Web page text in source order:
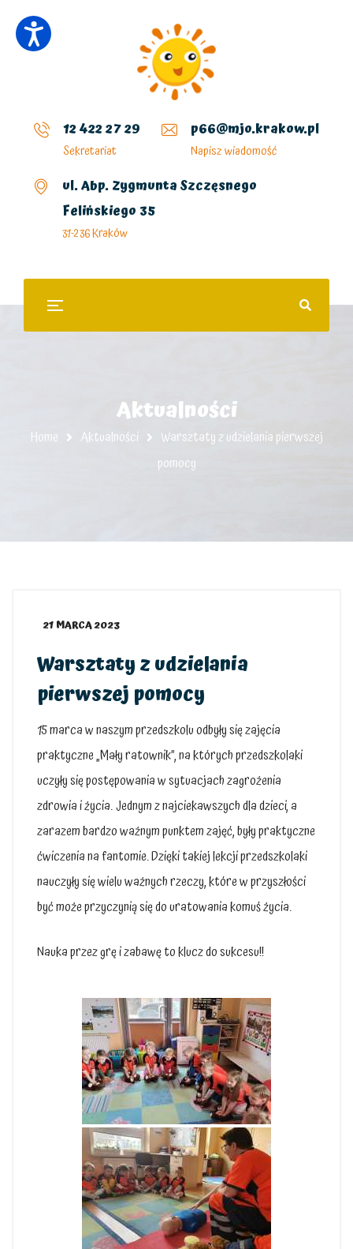
12 422 27 29
Sekretariat
p66@mjo.krakow.pl
Napisz wiadomość
ul. Abp. Zygmunta Szczęsnego
Felińskiego 35
31-236 Kraków
Aktualności
Home Aktualności
Warsztaty z udzielania pierwszej
pomocy
21 MARCA 2023
Warsztaty z udzielania
pierwszej pomocy
15 marca w naszym przedszkolu odbyły się zajęcia
praktyczne „Mały ratownik”, na których przedszkolaki
uczyły się postępowania w sytuacjach zagrożenia
zdrowia i życia. Jednym z najciekawszych dla dzieci, a
zarazem bardzo ważnym punktem zajęć, były praktyczne
ćwiczenia na fantomie. Dzięki takiej lekcji przedszkolaki
nauczyły się wielu ważnych rzeczy, które w przyszłości
być może przyczynią się do uratowania komuś życia.
Nauka przez grę i zabawę to klucz do sukcesu!!